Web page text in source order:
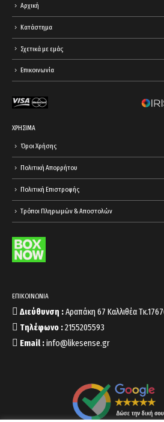
Αρχική
Κατάστημα
Σχετικά με εμάς
Επικοινωνία
ΧΡΗΣΙΜΑ
Όροι Χρήσης
Πολιτική Απορρήτου
Πολιτική Επιστροφής
Τρόποι Πληρωμών & Αποστολών
ΕΠΙΚΟΙΝΩΝΙΑ
Διεύθυνση :Αραπάκη 67 Καλλιθέα
Τηλέφωνο :2155205593
Email :info@likesense.gr